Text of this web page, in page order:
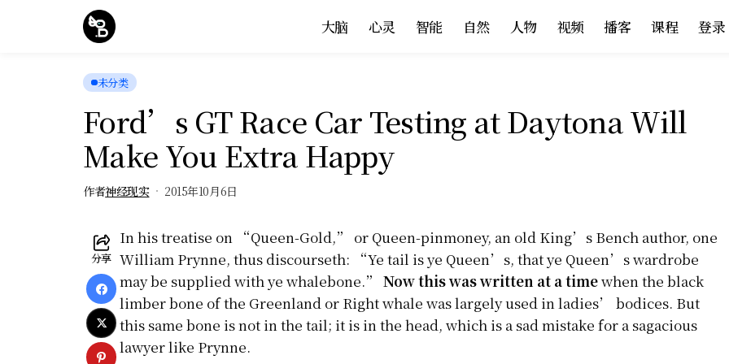
大脑 心灵 智能 自然 人物 视频 播客 课程 登录
未分类
Ford’s GT Race Car Testing at Daytona Will
Make You Extra Happy
作者神经现实 2015年10月6日
分享
In his treatise on “Queen-Gold,” or Queen-pinmoney, an old King’s Bench author, one
William Prynne, thus discourseth: “Ye tail is ye Queen’s, that ye Queen’s wardrobe
may be supplied with ye whalebone.” Now this was written at a timewhen the black
limber bone of the Greenland or Right whale was largely used in ladies’ bodices. But
this same bone is not in the tail; it is in the head, which is a sad mistake for a sagacious
lawyer like Prynne.